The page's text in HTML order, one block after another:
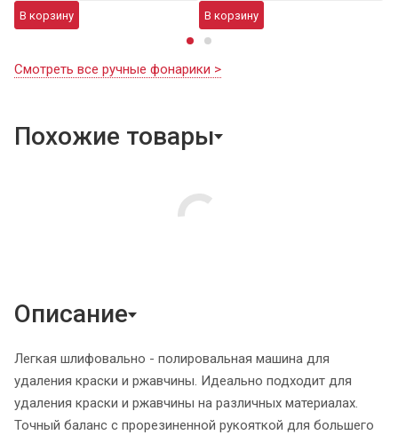
В корзину В корзину
Смотреть все ручные фонарики >
Похожие товары
Описание
Легкая шлифовально - полировальная машина для
удаления краски и ржавчины. Идеально подходит для
удаления краски и ржавчины на различных материалах.
Точный баланс с прорезиненной рукояткой для большего